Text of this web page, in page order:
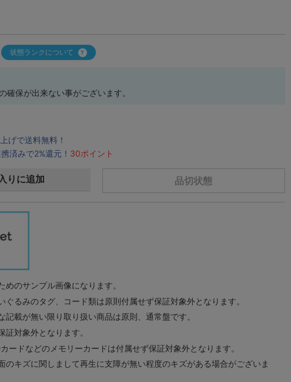
状態ランクについて
確保が出来ない事がございます。
げで送料無料！
済みで2%還元！ 30ポイント
品切状態
りに追加
のサンプル画像になります。
ぐるみのタグ、コード類は原則付属せず保証対象外となります。
記載が無い限り取り扱い商品は原則、通常盤です。
証対象外となります。
ードなどのメモリーカードは付属せず保証対象外となります。
のキズに関しまして再生に支障が無い程度のキズがある場合がございま